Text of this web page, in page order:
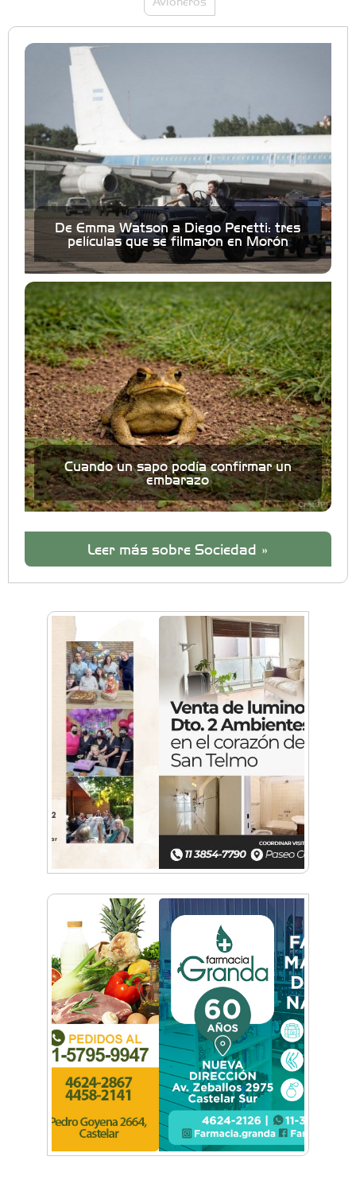
De Emma Watson a Diego Peretti: tres
películas que se filmaron en Morón
Cuando un sapo podía confirmar un
embarazo
Leer más sobre Sociedad »